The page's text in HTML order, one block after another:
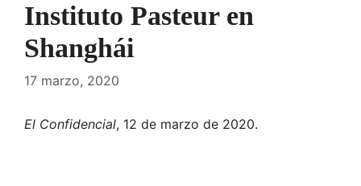
Instituto Pasteur en
Shanghái
17 marzo, 2020
El Confidencial, 12 de marzo de 2020.